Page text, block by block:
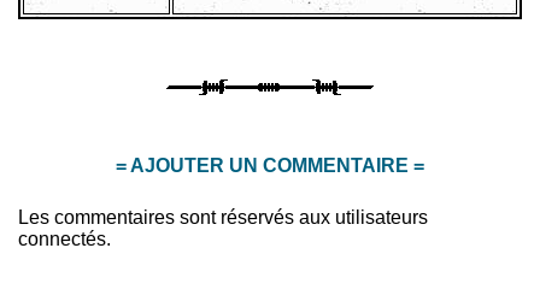
= AJOUTER UN COMMENTAIRE =
Les commentaires sont réservés aux utilisateurs
connectés.